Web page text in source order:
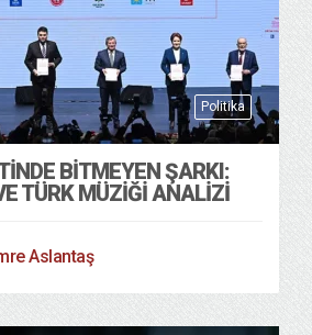
Politika
BITMEYEN ŞARKI:
TÜRK MÜZIĞI ANALIZI
Aslantaş